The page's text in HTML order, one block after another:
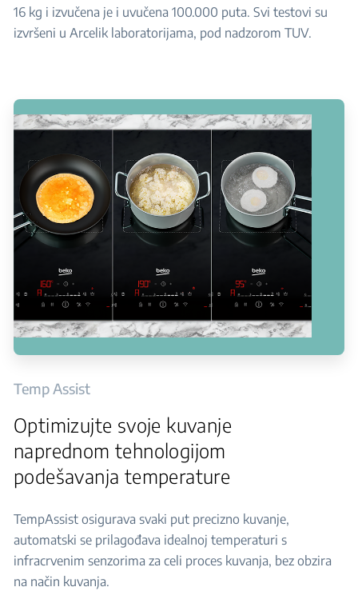
16 kg i izvučena je i uvučena 100.000 puta. Svi testovi su
izvršeni u Arcelik laboratorijama, pod nadzorom TUV.
Temp Assist
Optimizujte svoje kuvanje
naprednom tehnologijom
podešavanja temperature
TempAssist osigurava svaki put precizno kuvanje,
automatski se prilagođava idealnoj temperaturi s
infracrvenim senzorima za celi proces kuvanja, bez obzira
na način kuvanja.